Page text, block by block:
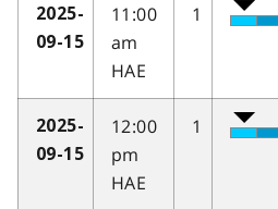
2025-
09-15
11:00
am
HAE
1
2025-
09-15
12:00
pm
HAE
1